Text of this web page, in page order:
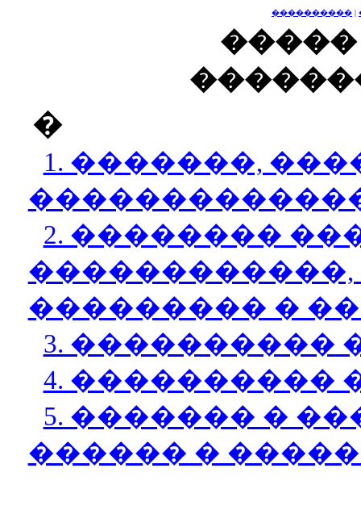
���������� |
�
1. �������,
2. ��������
������������,
��������� �
3. ����������
4. ����������
5. ������� �
������ �